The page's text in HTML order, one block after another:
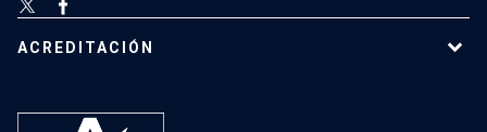
ACREDITACIÓN